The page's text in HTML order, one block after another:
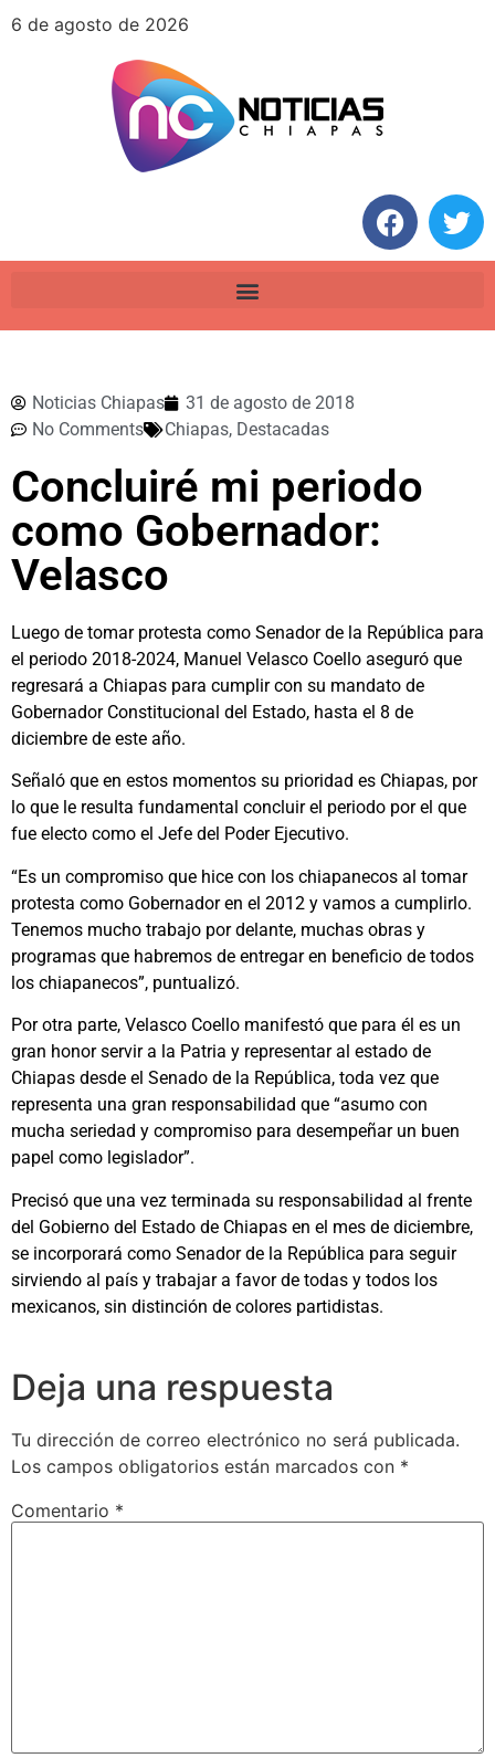
6 de agosto de 2026
Noticias Chiapas
31 de agosto de 2018
No Comments
Chiapas, Destacadas
Concluiré mi periodo
como Gobernador:
Velasco
Luego de tomar protesta como Senador de la República para
el periodo 2018-2024, Manuel Velasco Coello aseguró que
regresará a Chiapas para cumplir con su mandato de
Gobernador Constitucional del Estado, hasta el 8 de
diciembre de este año.
Señaló que en estos momentos su prioridad es Chiapas, por
lo que le resulta fundamental concluir el periodo por el que
fue electo como el Jefe del Poder Ejecutivo.
“Es un compromiso que hice con los chiapanecos al tomar
protesta como Gobernador en el 2012 y vamos a cumplirlo.
Tenemos mucho trabajo por delante, muchas obras y
programas que habremos de entregar en beneficio de todos
los chiapanecos”, puntualizó.
Por otra parte, Velasco Coello manifestó que para él es un
gran honor servir a la Patria y representar al estado de
Chiapas desde el Senado de la República, toda vez que
representa una gran responsabilidad que “asumo con
mucha seriedad y compromiso para desempeñar un buen
papel como legislador”.
Precisó que una vez terminada su responsabilidad al frente
del Gobierno del Estado de Chiapas en el mes de diciembre,
se incorporará como Senador de la República para seguir
sirviendo al país y trabajar a favor de todas y todos los
mexicanos, sin distinción de colores partidistas.
Deja una respuesta
Tu dirección de correo electrónico no será publicada.
Los campos obligatorios están marcados con *
Comentario *